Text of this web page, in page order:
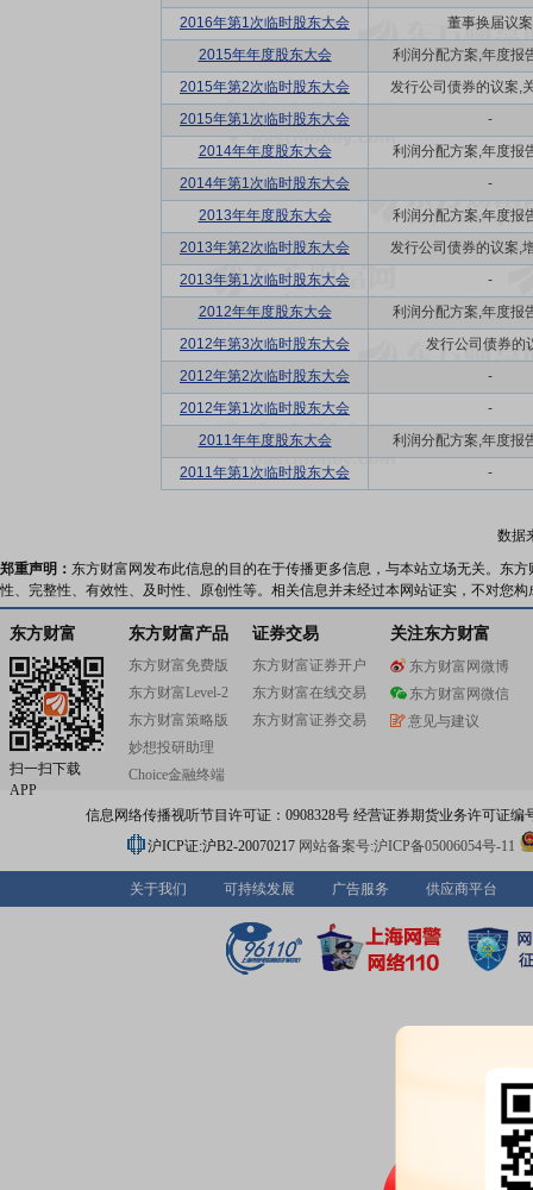
2016年第1次临时股东大会
董事换届议案
2015年年度股东大会
利润分配方案,年度报
2015年第2次临时股东大会
发行公司债券的议案,
2015年第1次临时股东大会
-
2014年年度股东大会
利润分配方案,年度报
2014年第1次临时股东大会
-
2013年年度股东大会
利润分配方案,年度报
2013年第2次临时股东大会
发行公司债券的议案,
2013年第1次临时股东大会
-
2012年年度股东大会
利润分配方案,年度报
2012年第3次临时股东大会
发行公司债券的
2012年第2次临时股东大会
-
2012年第1次临时股东大会
-
2011年年度股东大会
利润分配方案,年度报
2011年第1次临时股东大会
-
数据
郑重声明： 东方财富网发布此信息的目的在于传播更多信息，与本站立场无关。东
性、完整性、有效性、及时性、原创性等。相关信息并未经过本网站证实，不对您
东方财富
扫一扫下载
APP
东方财富产品
东方财富免费版
东方财富Level-2
东方财富策略版
妙想投研助理
Choice金融终端
证券交易
东方财富证券开户
东方财富在线交易
东方财富证券交易
关注东方财富
东方财富网微博
东方财富网微信
意见与建议
信息网络传播视听节目许可证：0908328号 经营证券期货业务许可证编
沪ICP证:沪B2-20070217 网站备案号:沪ICP备05006054号-11
关于我们 可持续发展 广告服务 供应商平台